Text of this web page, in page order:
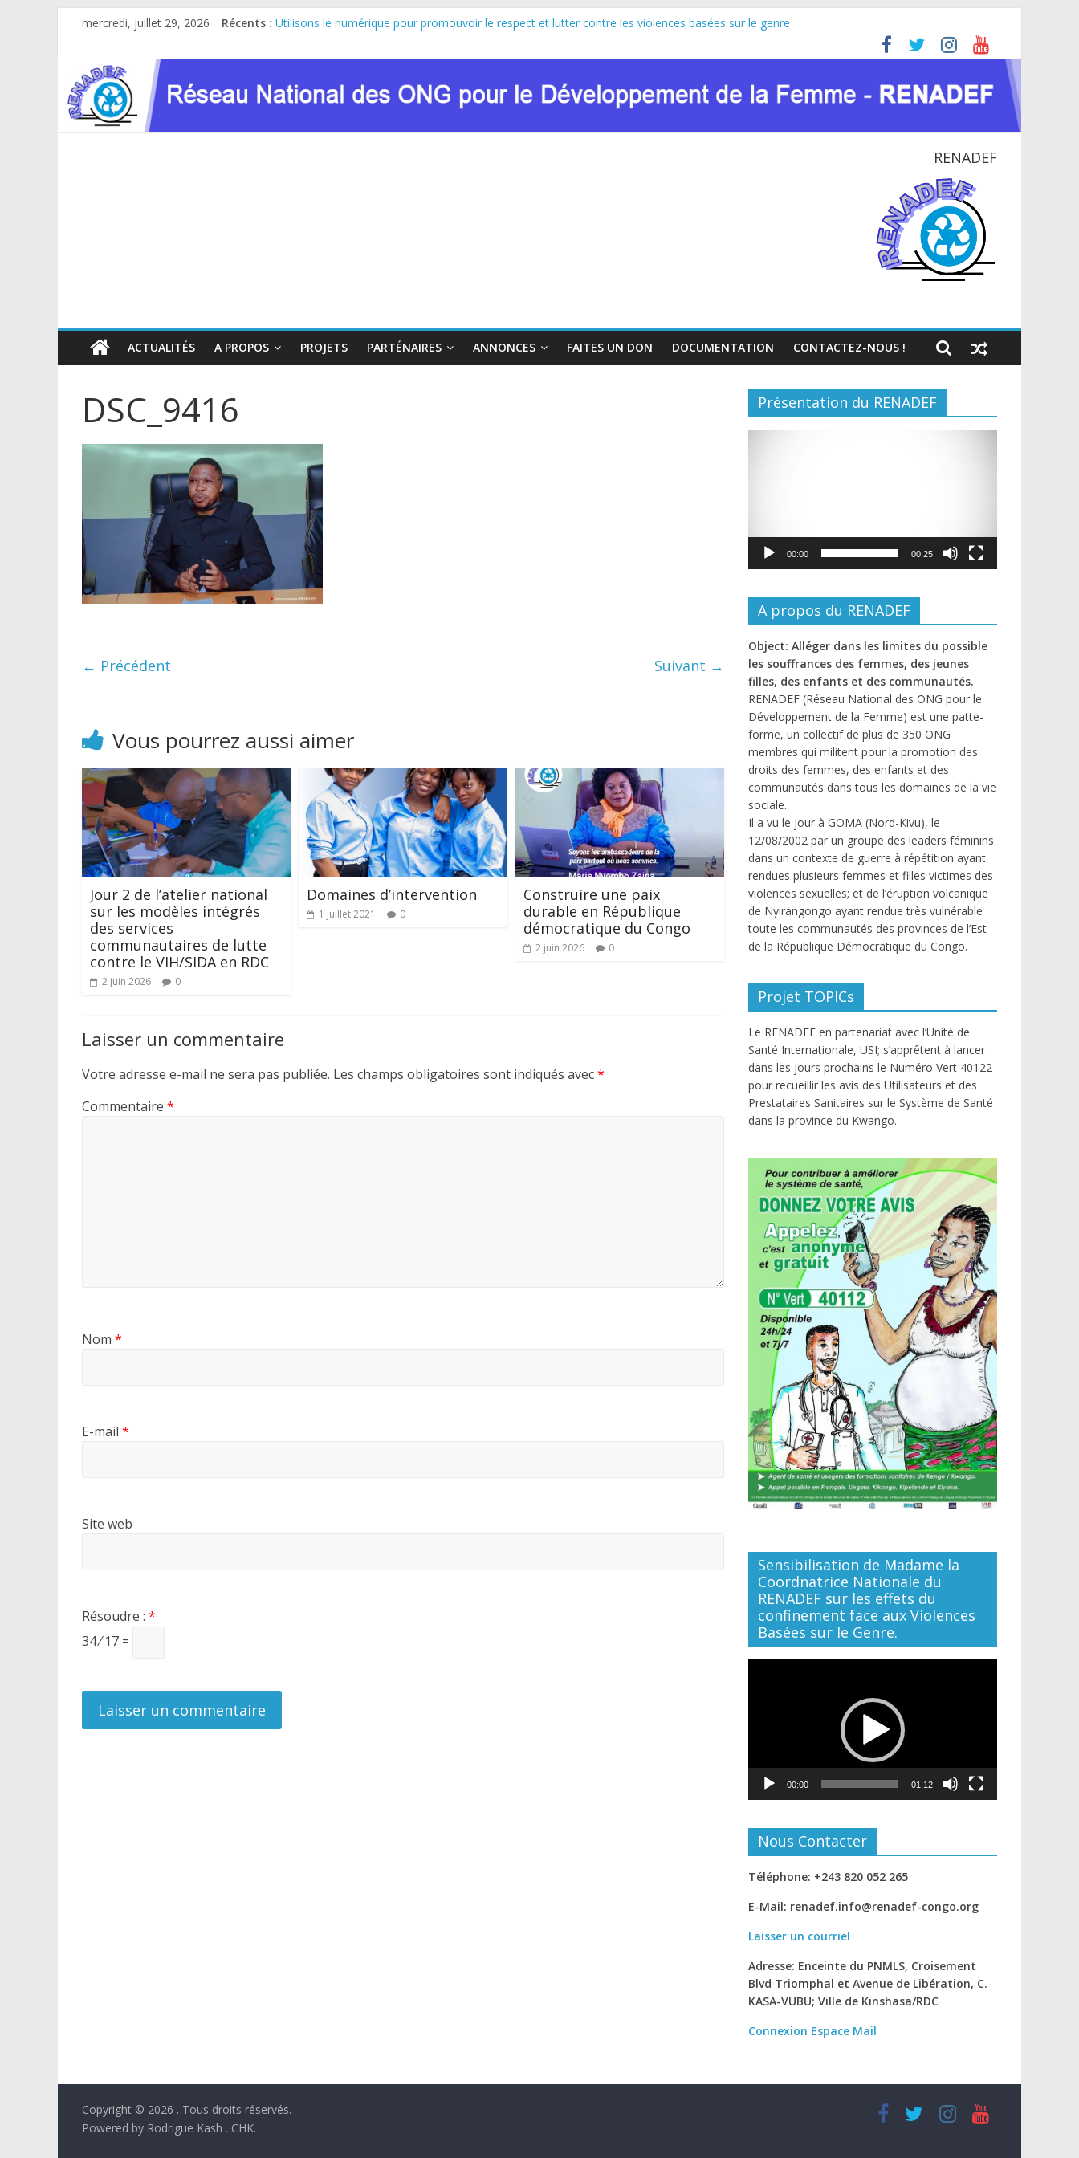
Passermercredi, juillet 29, 2026 Récents : Utilisons le numérique pour promouvoir le respect et lutter contre les violences basées sur le genre
RDC : Sous l’impulsion de Marie Nyombo Zaina, le CPD et RENADEF renforcent leur plaidoyer pour la paix et le dialogue national
Atelier de consultation sur les approches innovantes de lutte contre les VBG dans le contexte du VIH et des crises humanitaires
RENADEF
ACTUALITÉS A PROPOS PROJETS PARTÉNAIRES ANNONCES FAITES UN DON DOCUMENTATION CONTACTEZ-NOUS !
DSC_9416
← Précédent Suivant →
Vous pourrez aussi aimer
Jour 2 de l’atelier national
sur les modèles intégrés
des services
communautaires de lutte
contre le VIH/SIDA en RDC
2 juin 2026 0
Domaines d’intervention
1 juillet 2021 0
Construire une paix
durable en République
démocratique du Congo
2 juin 2026 0
Laisser un commentaire
Votre adresse e-mail ne sera pas publiée. Les champs obligatoires sont indiqués avec*
Commentaire *
Nom *
E-mail *
Site web
Résoudre : *
34 ⁄ 17 =
Présentation du RENADEF
00:00 00:25
A propos du RENADEF
Object: Alléger dans les limites du possible
les souffrances des femmes, des jeunes
filles, des enfants et des communautés.
RENADEF (Réseau National des ONG pour le
Développement de la Femme) est une patte-
forme, un collectif de plus de 350 ONG
membres qui militent pour la promotion des
droits des femmes, des enfants et des
communautés dans tous les domaines de la vie
sociale.
Il a vu le jour à GOMA (Nord-Kivu), le
12/08/2002 par un groupe des leaders féminins
dans un contexte de guerre à répétition ayant
rendues plusieurs femmes et filles victimes des
violences sexuelles; et de l’éruption volcanique
de Nyirangongo ayant rendue très vulnérable
toute les communautés des provinces de l’Est
de la République Démocratique du Congo.
Projet TOPICs
Le RENADEF en partenariat avec l’Unité de
Santé Internationale, USI; s’apprêtent à lancer
dans les jours prochains le Numéro Vert 40122
pour recueillir les avis des Utilisateurs et des
Prestataires Sanitaires sur le Système de Santé
dans la province du Kwango.
Sensibilisation de Madame la
Coordnatrice Nationale du
RENADEF sur les effets du
confinement face aux Violences
Basées sur le Genre.
00:00 01:12
Nous Contacter
Téléphone: +243 820 052 265
E-Mail: renadef.info@renadef-congo.org
Laisser un courriel
Adresse: Enceinte du PNMLS, Croisement
Blvd Triomphal et Avenue de Libération, C.
KASA-VUBU; Ville de Kinshasa/RDC
Connexion Espace Mail
Copyright © 2026 . Tous droits réservés.
Powered by Rodrigue Kash . CHK.